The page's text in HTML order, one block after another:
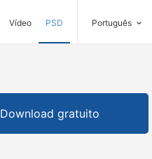
Vídeo PSD Português
Download gratuito